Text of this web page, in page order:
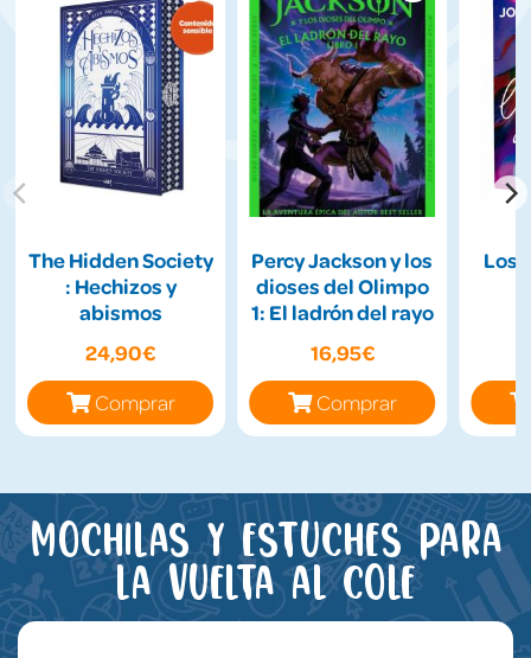
The Hidden Society
: Hechizos y
abismos
24,90€
Comprar
Percy Jackson y los
dioses del Olimpo
1: El ladrón del rayo
16,95€
Comprar
Los
Mochilas y estuches para
la vuelta al cole